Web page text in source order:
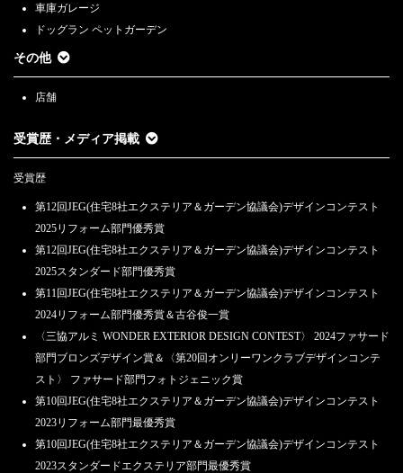
車庫ガレージ
ドッグラン ペットガーデン
その他
店舗
受賞歴・メディア掲載
受賞歴
第12回JEG(住宅8社エクステリア＆ガーデン協議会)デザインコンテスト
2025リフォーム部門優秀賞
第12回JEG(住宅8社エクステリア＆ガーデン協議会)デザインコンテスト
2025スタンダード部門優秀賞
第11回JEG(住宅8社エクステリア＆ガーデン協議会)デザインコンテスト
2024リフォーム部門優秀賞＆古谷俊一賞
〈三協アルミ WONDER EXTERIOR DESIGN CONTEST〉 2024ファサード
部門ブロンズデザイン賞＆〈第20回オンリーワンクラブデザインコンテ
スト〉 ファサード部門フォトジェニック賞
第10回JEG(住宅8社エクステリア＆ガーデン協議会)デザインコンテスト
2023リフォーム部門最優秀賞
第10回JEG(住宅8社エクステリア＆ガーデン協議会)デザインコンテスト
2023スタンダードエクステリア部門最優秀賞